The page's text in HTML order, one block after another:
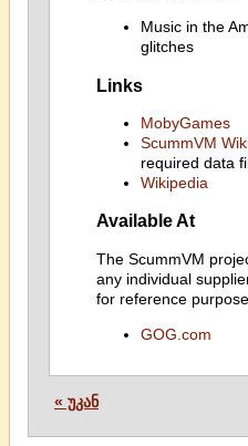
Music in the
glitches
Links
MobyGames
ScummVM
required data
Wikipedia
Available At
The ScummVM
any individual
for reference
GOG.com
« უკან